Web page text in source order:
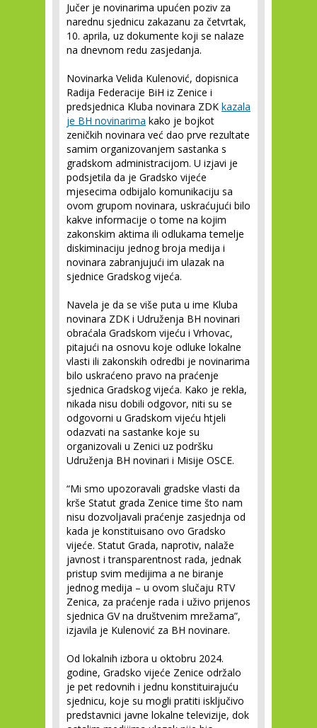
Jučer je novinarima upućen poziv za
narednu sjednicu zakazanu za četvrtak,
10. aprila, uz dokumente koji se nalaze
na dnevnom redu zasjedanja.
Novinarka Velida Kulenović, dopisnica
Radija Federacije BiH iz Zenice i
predsjednica Kluba novinara ZDK kazala
je BH novinarima kako je bojkot
zeničkih novinara već dao prve rezultate
samim organizovanjem sastanka s
gradskom administracijom. U izjavi je
podsjetila da je Gradsko vijeće
mjesecima odbijalo komunikaciju sa
ovom grupom novinara, uskraćujući bilo
kakve informacije o tome na kojim
zakonskim aktima ili odlukama temelje
diskiminaciju jednog broja medija i
novinara zabranjujući im ulazak na
sjednice Gradskog vijeća.
Navela je da se više puta u ime Kluba
novinara ZDK i Udruženja BH novinari
obraćala Gradskom vijeću i Vrhovac,
pitajući na osnovu koje odluke lokalne
vlasti ili zakonskih odredbi je novinarima
bilo uskraćeno pravo na praćenje
sjednica Gradskog vijeća. Kako je rekla,
nikada nisu dobili odgovor, niti su se
odgovorni u Gradskom vijeću htjeli
odazvati na sastanke koje su
organizovali u Zenici uz podršku
Udruženja BH novinari i Misije OSCE.
“Mi smo upozoravali gradske vlasti da
krše Statut grada Zenice time što nam
nisu dozvoljavali praćenje zasjednja od
kada je konstituisano ovo Gradsko
vijeće. Statut Grada, naprotiv, nalaže
javnost i transparentnost rada, jednak
pristup svim medijima a ne biranje
jednog medija – u ovom slučaju RTV
Zenica, za praćenje rada i uživo prijenos
sjednica GV na društvenim mrežama”,
izjavila je Kulenović za BH novinare.
Od lokalnih izbora u oktobru 2024.
godine, Gradsko vijeće Zenice održalo
je pet redovnih i jednu konstituirajuću
sjednicu, koje su mogli pratiti isključivo
predstavnici javne lokalne televizije, dok